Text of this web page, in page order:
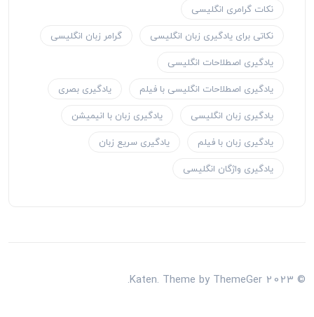
نکات گرامری انگلیسی
نکاتی برای یادگیری زبان انگلیسی
گرامر زبان انگلیسی
یادگیری اصطلاحات انگلیسی
یادگیری اصطلاحات انگلیسی با فیلم
یادگیری بصری
یادگیری زبان انگلیسی
یادگیری زبان با انیمیشن
یادگیری زبان با فیلم
یادگیری سریع زبان
یادگیری واژگان انگلیسی
© 2023 Katen. Theme by ThemeGer.